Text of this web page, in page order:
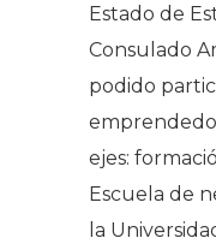
Estado de
Consulado
podido
ejes:
Escuela de
la